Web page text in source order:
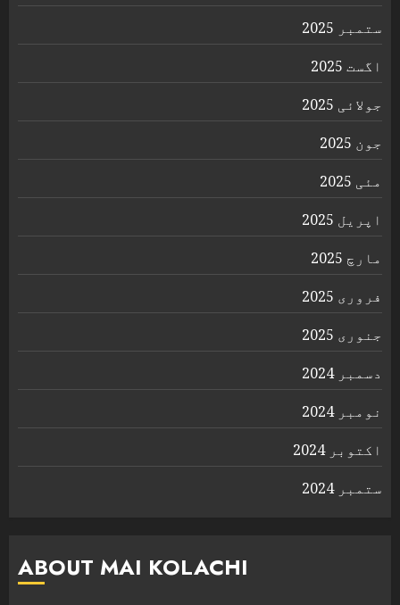
ستمبر 2025
اگست 2025
جولائی 2025
جون 2025
مئی 2025
اپریل 2025
مارچ 2025
فروری 2025
جنوری 2025
دسمبر 2024
نومبر 2024
اکتوبر 2024
ستمبر 2024
ABOUT MAI KOLACHI